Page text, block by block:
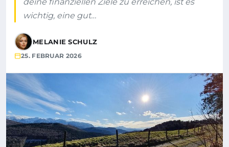
wichtig, eine gut…
MELANIE SCHULZ
25. FEBRUAR 2026